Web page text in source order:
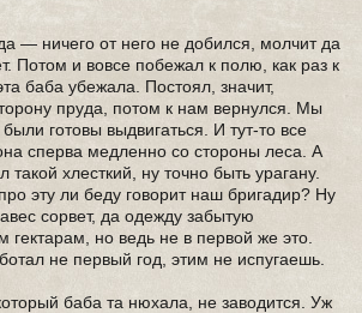
— ничего от него не добился, молчит да
Потом и вовсе побежал к полю, как раз к
баба убежала. Постоял, значит,
пруда, потом к нам вернулся. Мы
готовы выдвигаться. И тут-то все
сперва медленно со стороны леса. А
такой хлесткий, ну точно быть урагану.
эту ли беду говорит наш бригадир? Ну
сорвет, да одежду забытую
гектарам, но ведь не в первой же это.
не первый год, этим не испугаешь.
баба та нюхала, не заводится. Уж